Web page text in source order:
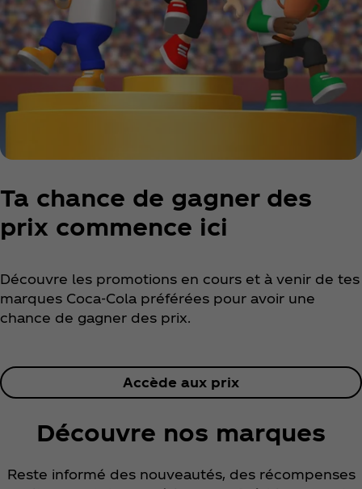
Ta chance de gagner des
prix commence ici
Découvre les promotions en cours et à venir de tes
marques Coca‑Cola préférées pour avoir une
chance de gagner des prix.
Accède aux prix
Découvre nos marques
Reste informé des nouveautés, des récompenses